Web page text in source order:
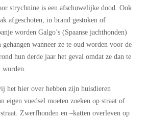
strychnine is een afschuwelijke dood. Ook
afgeschoten, in brand gestoken of
worden Galgo’s (Spaanse jachthonden)
wanneer ze te oud worden voor de
hun derde jaar het geval omdat ze dan te
worden.
het hier over hebben zijn huisdieren
eigen voedsel moeten zoeken op straat of
Zwerfhonden en –katten overleven op